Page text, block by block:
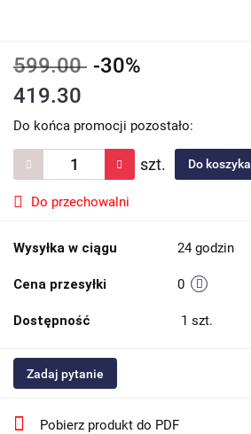
599.00 -30%
419.30
Do końca promocji pozostało:
szt. Do koszyka
Do przechowalni
Wysyłka w ciągu 24 godzin
Cena przesyłki 0
Dostępność 1 szt.
Zadaj pytanie
Pobierz produkt do PDF